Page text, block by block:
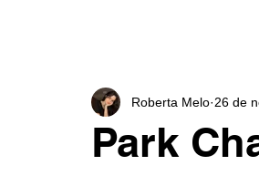
Park
Roberta Melo 26 de